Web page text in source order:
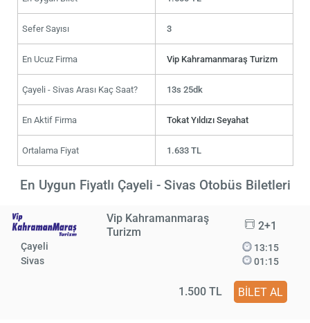
Sefer Sayısı 3
En Ucuz Firma Vip Kahramanmaraş Turizm
Çayeli - Sivas Arası Kaç Saat? 13s 25dk
En Aktif Firma Tokat Yıldızı Seyahat
Ortalama Fiyat 1.633 TL
En Uygun Fiyatlı Çayeli - Sivas Otobüs Biletleri
Vip Kahramanmaraş
Turizm
2+1
Çayeli
Sivas
13:15
01:15
1.500 TL BİLET AL